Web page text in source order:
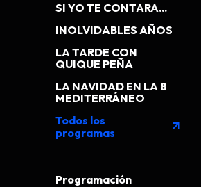
SI YO TE CONTARA...
INOLVIDABLES AÑOS
LA TARDE CON
QUIQUE PEÑA
LA NAVIDAD EN LA 8
MEDITERRÁNEO
Todos los
programas
arrow_outward
Programación